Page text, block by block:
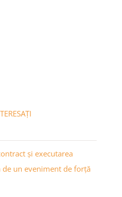
și executarea
de un eveniment de forță